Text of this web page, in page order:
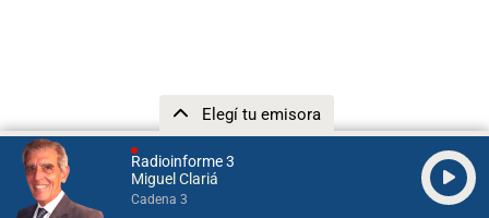
Radioinforme 3
Miguel Clariá
Cadena 3
Elegí tu emisora